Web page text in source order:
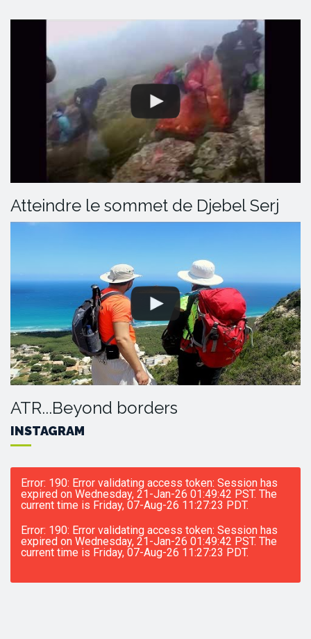
Atteindre le sommet de Djebel Serj
ATR...Beyond borders
INSTAGRAM
Error: 190: Error validating access token: Session has
expired on Wednesday, 21-Jan-26 01:49:42 PST. The
current time is Friday, 07-Aug-26 11:27:23 PDT.
Error: 190: Error validating access token: Session has
expired on Wednesday, 21-Jan-26 01:49:42 PST. The
current time is Friday, 07-Aug-26 11:27:23 PDT.